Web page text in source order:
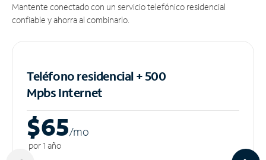
Mantente conectado con un servicio telefónico residencial
confiable y ahorra al combinarlo.
Teléfono residencial + 500
MpbsInternet
$65/mo
por 1 año